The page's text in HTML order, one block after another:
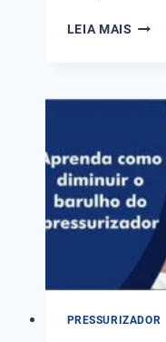
LEIA MAIS
PRESSURIZADOR